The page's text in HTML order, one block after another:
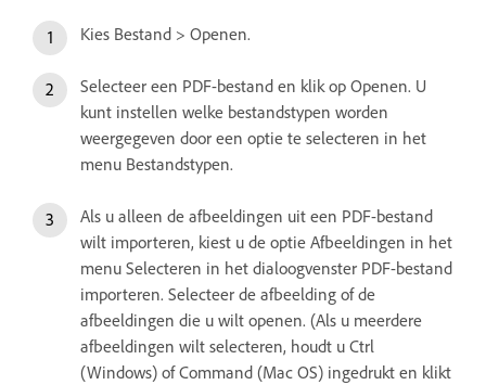
Kies Bestand > Openen.
Selecteer een PDF-bestand en klik op Openen. U
kunt instellen welke bestandstypen worden
weergegeven door een optie te selecteren in het
menu Bestandstypen.
Als u alleen de afbeeldingen uit een PDF-bestand
wilt importeren, kiest u de optie Afbeeldingen in het
menu Selecteren in het dialoogvenster PDF-bestand
importeren. Selecteer de afbeelding of de
afbeeldingen die u wilt openen. (Als u meerdere
afbeeldingen wilt selecteren, houdt u Ctrl
(Windows) of Command (Mac OS) ingedrukt en klikt